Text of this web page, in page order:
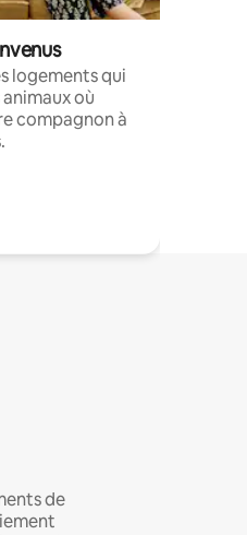
logements qui
où
compagnon à
de